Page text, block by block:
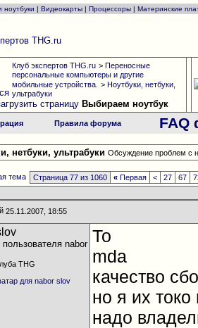
| Видеокарты | Процессоры | Материнские
Клуб экспертов THG.ru > Переносные
персональные компьютеры и другие
мобильные устройства. > Ноутбуки, нетбуки,
ультрабуки
Выбираем ноутбук
Правила форума FAQ
нетбуки, ультрабуки Обсуждение проблем с
Страница 77 из 1060 « Первая < 27 67
25.11.2007, 18:55
THG
То
mda
качество
но я их
надо